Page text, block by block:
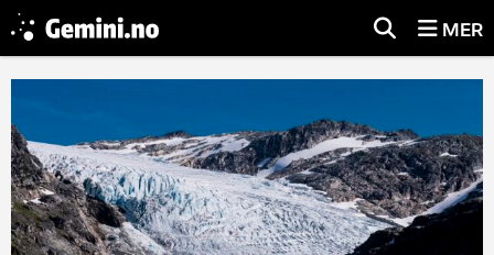
MER